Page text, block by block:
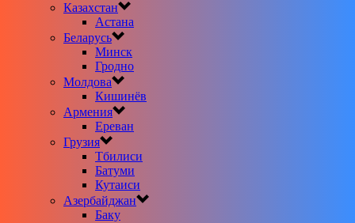
Казахстан
Астана
Беларусь
Минск
Гродно
Молдова
Кишинёв
Армения
Ереван
Грузия
Тбилиси
Батуми
Кутаиси
Азербайджан
Баку